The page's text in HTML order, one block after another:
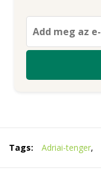
Tags: Adriai-tenger,